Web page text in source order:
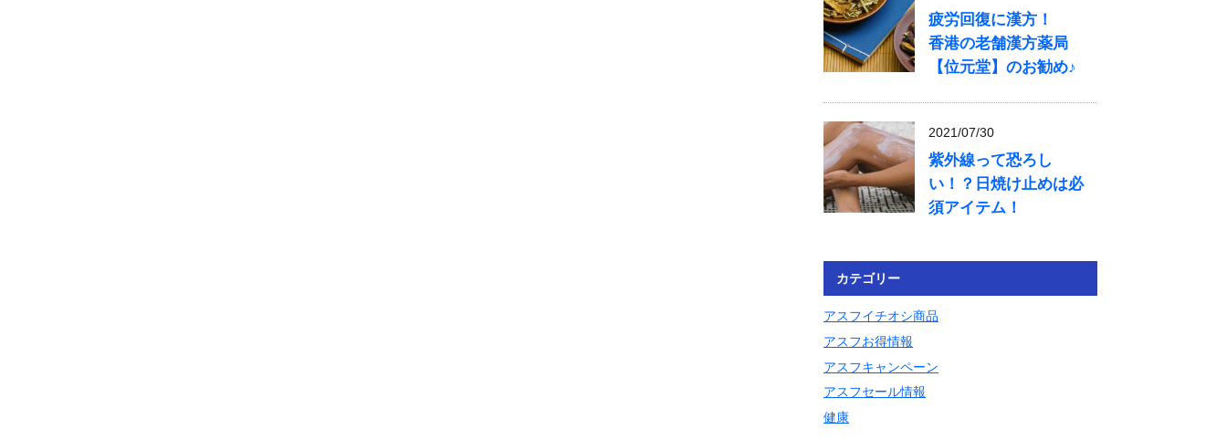
疲労回復に漢方！
香港の老舗漢方薬局
【位元堂】のお勧め♪
2021/07/30
紫外線って恐ろし
い！？日焼け止めは必
須アイテム！
カテゴリー
アスフイチオシ商品
アスフお得情報
アスフキャンペーン
アスフセール情報
健康